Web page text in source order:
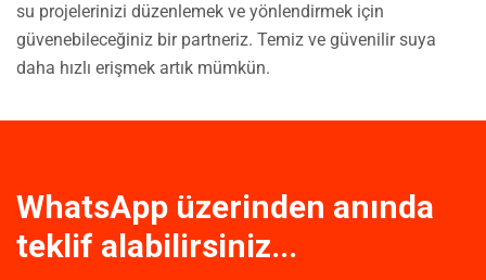
su projelerinizi düzenlemek ve yönlendirmek için
güvenebileceğiniz bir partneriz. Temiz ve güvenilir suya
daha hızlı erişmek artık mümkün.
WhatsApp üzerinden anında
teklif alabilirsiniz...